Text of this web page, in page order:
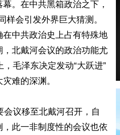
。在中共黑箱政治之下，
样会引发外界巨大猜测。
中共政治史上占有特殊地
北戴河会议的政治功能尤
毛泽东决定发动“大跃进”
难的深渊。
会议移至北戴河召开，自
此一非制度性的会议也依